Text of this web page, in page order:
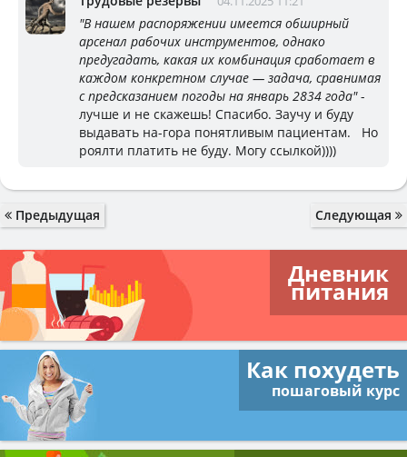
"В нашем распоряжении имеется обширный
арсенал рабочих инструментов, однако
предугадать, какая их комбинация сработает в
каждом конкретном случае — задача, сравнимая
с предсказанием погоды на январь 2834 года"-
лучше и не скажешь! Спасибо. Заучу и буду
выдавать на-гора понятливым пациентам. Но
роялти платить не буду. Могу ссылкой))))
Предыдущая Следующая
Дневник
питания
Как похудеть
пошаговый курс